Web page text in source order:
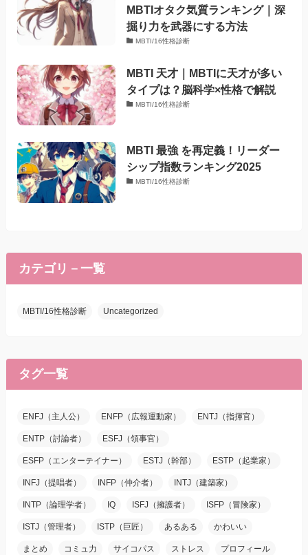
MBTIオタク気質ランキング｜深
掘り力を武器にする方法
MBTI/16性格診断
MBTI 天才｜MBTIに天才が多い
タイプは？脳科学×性格で解説
MBTI/16性格診断
MBTI 最強 を再定義！リーダー
シップ指数ランキング2025
MBTI/16性格診断
カテゴリ－一覧
MBTI/16性格診断 Uncategorized
タグ一覧
ENFJ（主人公） ENFP（広報運動家） ENTJ（指揮官）
ENTP（討論者） ESFJ（領事官）
ESFP（エンターテイナー） ESTJ（幹部） ESTP（起業家）
INFJ（提唱者） INFP（仲介者） INTJ（建築家）
INTP（論理学者） IQ ISFJ（擁護者） ISFP（冒険家）
ISTJ（管理者） ISTP（巨匠） あるある かわいい
まとめ コミュ力 サイコパス ストレス プロフィール